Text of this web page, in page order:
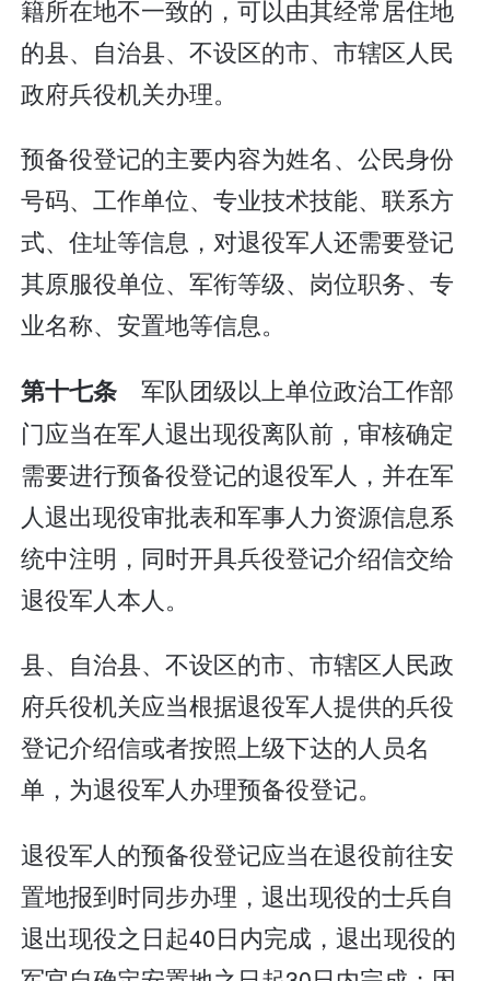
籍所在地不一致的，可以由其经常居住地
的县、自治县、不设区的市、市辖区人民
政府兵役机关办理。
预备役登记的主要内容为姓名、公民身份
号码、工作单位、专业技术技能、联系方
式、住址等信息，对退役军人还需要登记
其原服役单位、军衔等级、岗位职务、专
业名称、安置地等信息。
第十七条军队团级以上单位政治工作部
门应当在军人退出现役离队前，审核确定
需要进行预备役登记的退役军人，并在军
人退出现役审批表和军事人力资源信息系
统中注明，同时开具兵役登记介绍信交给
退役军人本人。
县、自治县、不设区的市、市辖区人民政
府兵役机关应当根据退役军人提供的兵役
登记介绍信或者按照上级下达的人员名
单，为退役军人办理预备役登记。
退役军人的预备役登记应当在退役前往安
置地报到时同步办理，退出现役的士兵自
退出现役之日起40日内完成，退出现役的